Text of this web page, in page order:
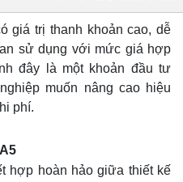
giá trị thanh khoản cao, dễ
sử dụng với mức giá hợp
đây là một khoản đầu tư
muốn nâng cao hiệu
phí.
hợp hoàn hảo giữa thiết kế